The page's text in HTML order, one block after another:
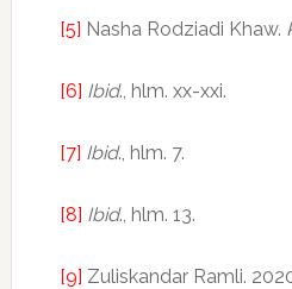
[5] Nasha Rodziadi Khaw.
[6] Ibid., hlm. xx-xxi.
[7] Ibid., hlm. 7.
[8] Ibid., hlm. 13.
[9] Zuliskandar Ramli.